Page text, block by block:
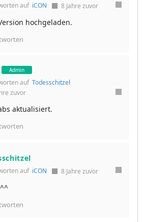
auf iCON 8 Jahre zuvor
hochgeladen.
Admin
auf Todesschitzel
zuvor
aktualisiert.
auf iCON 8 Jahre zuvor